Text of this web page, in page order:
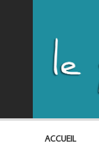
ACCUEIL